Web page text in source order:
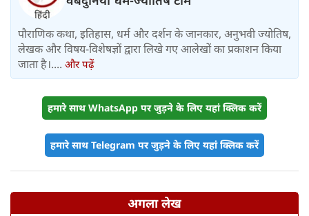
पौराणिक कथा, इतिहास, धर्म और दर्शन के जानकार, अनुभवी ज्योतिष,
लेखक और विषय-विशेषज्ञों द्वारा लिखे गए आलेखों का प्रकाशन किया
जाता है।.... और पढ़ें
हमारे साथ WhatsApp पर जुड़ने के लिए यहां क्लिक करें
हमारे साथ Telegram पर जुड़ने के लिए यहां क्लिक करें
अगला लेख